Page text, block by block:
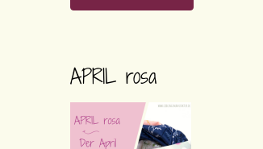
APRIL rosa